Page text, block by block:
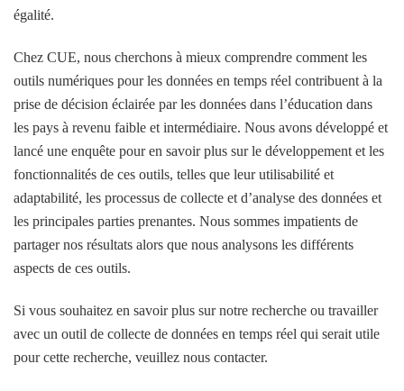
égalité.
Chez CUE, nous cherchons à mieux comprendre comment les
outils numériques pour les données en temps réel contribuent à la
prise de décision éclairée par les données dans l’éducation dans
les pays à revenu faible et intermédiaire. Nous avons développé et
lancé une enquête pour en savoir plus sur le développement et les
fonctionnalités de ces outils, telles que leur utilisabilité et
adaptabilité, les processus de collecte et d’analyse des données et
les principales parties prenantes. Nous sommes impatients de
partager nos résultats alors que nous analysons les différents
aspects de ces outils.
Si vous souhaitez en savoir plus sur notre recherche ou travailler
avec un outil de collecte de données en temps réel qui serait utile
pour cette recherche, veuillez nous contacter.